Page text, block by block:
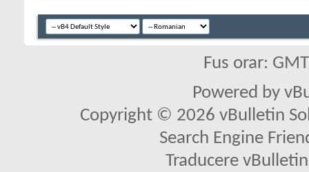
Fus orar:
Powered by
Copyright © 2026 vBulletin
Search Engine
Traducere